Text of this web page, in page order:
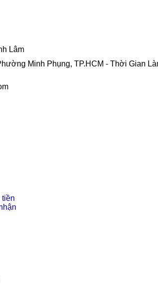
Lâm
Minh Phụng, TP.HCM - Thời Gian
tiền